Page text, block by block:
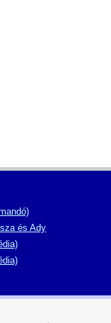
és Ady